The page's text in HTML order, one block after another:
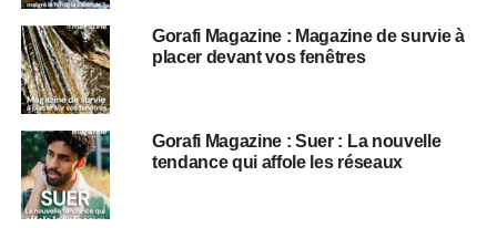
Gorafi Magazine : Magazine de survie à
placer devant vos fenêtres
Gorafi Magazine : Suer : La nouvelle
tendance qui affole les réseaux